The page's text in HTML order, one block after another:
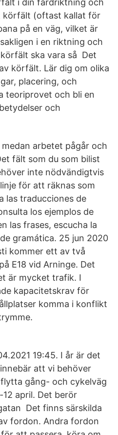
i din färdriktning och
körfält (oftast kallat för
på en väg, vilket är
i en riktning och
ska vara så Det
körfält. Lär dig om olika
placering, och
teoriprovet och bli en
och
arbetet pågår och
fält som du som bilist
inte nödvändigtvis
för att räknas som
las traducciones de
los ejemplos de
las frases, escucha la
gramática. 25 jun 2020
kommer ett av två
E18 vid Arninge. Det
är mycket trafik. I
kapacitetskrav för
komma i konflikt
19:45. I år är det
att vi behöver
gång- och cykelväg
12 april. Det berör
Det finns särskilda
fordon. Andra fordon